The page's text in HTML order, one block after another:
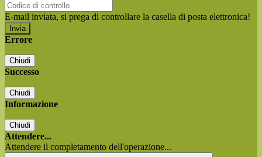
E-mail inviata, si prega di controllare la casella di posta elettronica!
Errore
Chiudi
Successo
Chiudi
Informazione
Chiudi
Attendere...
Attendere il completamento dell'operazione...